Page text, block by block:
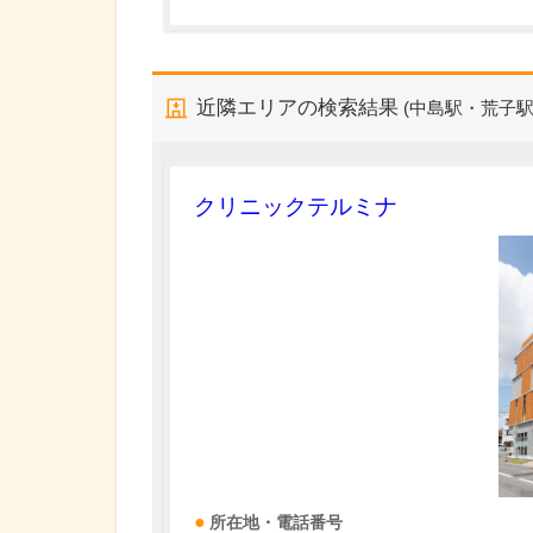
近隣エリアの検索結果 (中島駅・荒子
クリニックテルミナ
所在地・電話番号